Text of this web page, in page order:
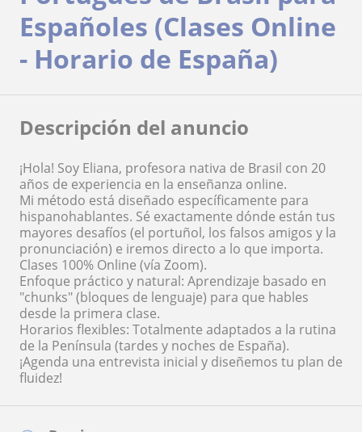
Españoles (Clases Online
- Horario de España)
Descripción del anuncio
¡Hola! Soy Eliana, profesora nativa de Brasil con 20
años de experiencia en la enseñanza online.
Mi método está diseñado específicamente para
hispanohablantes. Sé exactamente dónde están tus
mayores desafíos (el portuñol, los falsos amigos y la
pronunciación) e iremos directo a lo que importa.
Clases 100% Online (vía Zoom).
Enfoque práctico y natural: Aprendizaje basado en
"chunks" (bloques de lenguaje) para que hables
desde la primera clase.
Horarios flexibles: Totalmente adaptados a la rutina
de la Península (tardes y noches de España).
¡Agenda una entrevista inicial y diseñemos tu plan de
fluidez!